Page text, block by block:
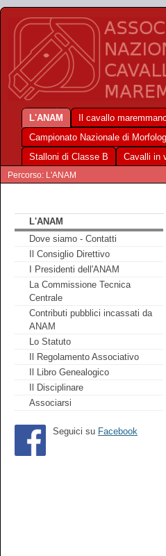
L'ANAM Il cavallo
Campionato Nazionale di
Stalloni di Classe B
Cavalli in
Percorso: L'ANAM
L'ANAM
Dove siamo - Contatti
Il Consiglio Direttivo
I Presidenti dell'ANAM
La Commissione Tecnica
Centrale
Contributi pubblici incassati da
ANAM
Lo Statuto
Il Regolamento Associativo
Il Libro Genealogico
Il Disciplinare
Associarsi
Seguici su Facebook